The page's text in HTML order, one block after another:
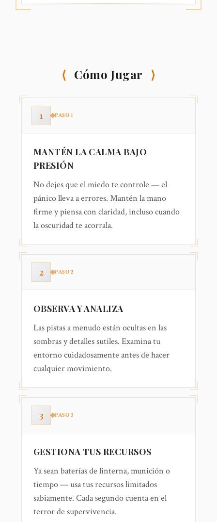
⟨ Cómo Jugar ⟩
1 PASO 1
MANTÉN LA CALMA BAJO
PRESIÓN
No dejes que el miedo te controle — el
pánico lleva a errores. Mantén la mano
firme y piensa con claridad, incluso cuando
la oscuridad te acorrala.
2 PASO 2
OBSERVA Y ANALIZA
Las pistas a menudo están ocultas en las
sombras y detalles sutiles. Examina tu
entorno cuidadosamente antes de hacer
cualquier movimiento.
3 PASO 3
GESTIONA TUS RECURSOS
Ya sean baterías de linterna, munición o
tiempo — usa tus recursos limitados
sabiamente. Cada segundo cuenta en el
terror de supervivencia.